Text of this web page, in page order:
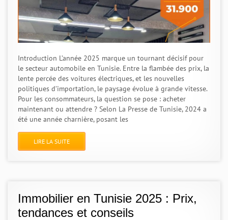
Introduction L’année 2025 marque un tournant décisif pour
le secteur automobile en Tunisie. Entre la flambée des prix, la
lente percée des voitures électriques, et les nouvelles
politiques d’importation, le paysage évolue à grande vitesse.
Pour les consommateurs, la question se pose : acheter
maintenant ou attendre ? Selon La Presse de Tunisie, 2024 a
été une année charnière, posant les
LIRE LA SUITE
Immobilier en Tunisie 2025 : Prix,
tendances et conseils